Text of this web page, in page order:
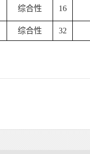
综合性 16
综合性 32